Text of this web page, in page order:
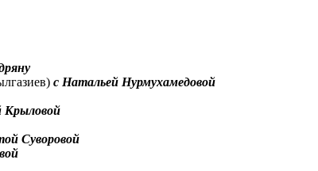
с Натальей Нурмухамедовой
Крыловой
Суворовой